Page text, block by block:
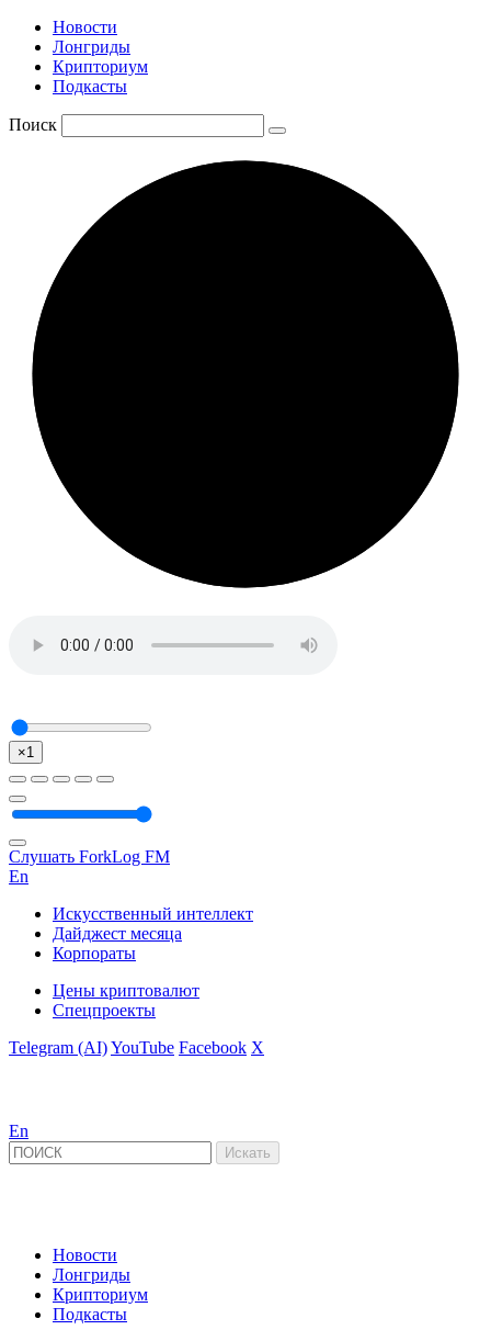
Новости
Лонгриды
Крипториум
Подкасты
Поиск
×1
Слушать ForkLog FM
En
Искусственный интеллект
Дайджест месяца
Корпораты
Цены криптовалют
Спецпроекты
Telegram (AI)YouTube Facebook X
En
Новости
Лонгриды
Крипториум
Подкасты